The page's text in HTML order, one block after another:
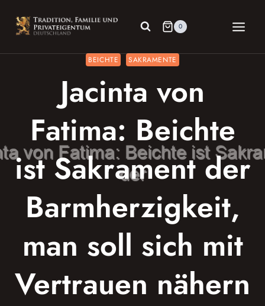
Inhalt
springen
0
BEICHTE SAKRAMENTE
Jacinta von
Fatima: Beichte
ist Sakrament der
Barmherzigkeit,
man soll sich mit
Vertrauen nähern